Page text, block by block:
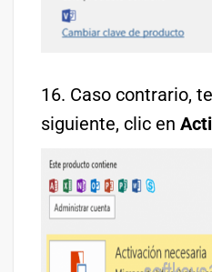
16. Caso contrario,
siguiente, clic en